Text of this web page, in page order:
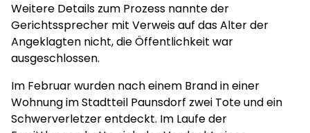
Weitere Details zum Prozess nannte der
Gerichtssprecher mit Verweis auf das Alter der
Angeklagten nicht, die Öffentlichkeit war
ausgeschlossen.
Im Februar wurden nach einem Brand in einer
Wohnung im Stadtteil Paunsdorf zwei Tote und ein
Schwerverletzer entdeckt. Im Laufe der